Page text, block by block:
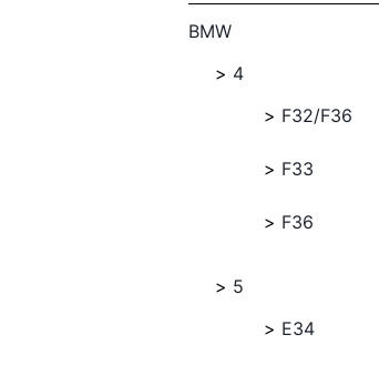
BMW
4
F32/F36
F33
F36
5
E34